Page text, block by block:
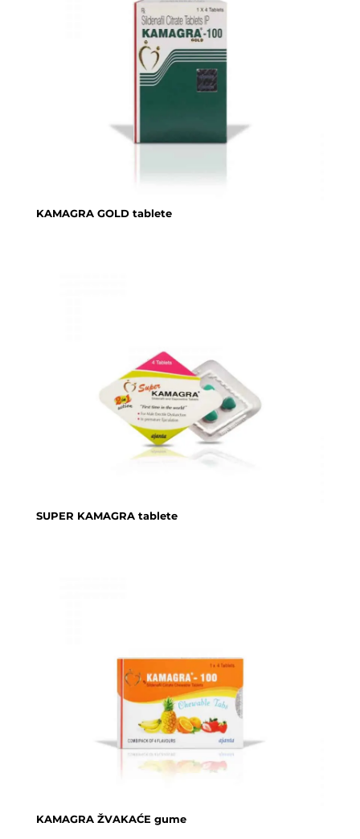
KAMAGRA GOLD tablete
SUPER KAMAGRA tablete
KAMAGRA ŽVAKAĆE gume